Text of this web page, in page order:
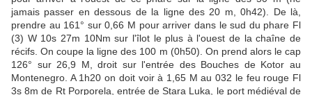
jamais passer en dessous de la ligne des 20 m, 0h42). De là,
prendre au 161° sur 0,66 M pour arriver dans le sud du phare Fl
(3) W 10s 27m 10Nm sur l'îlot le plus à l'ouest de la chaîne de
récifs. On coupe la ligne des 100 m (0h50). On prend alors le cap
126° sur 26,9 M, droit sur l'entrée des Bouches de Kotor au
Montenegro. A 1h20 on doit voir à 1,65 M au 032 le feu rouge Fl
3s 8m de Rt Porporela, entrée de Stara Luka, le port médiéval de